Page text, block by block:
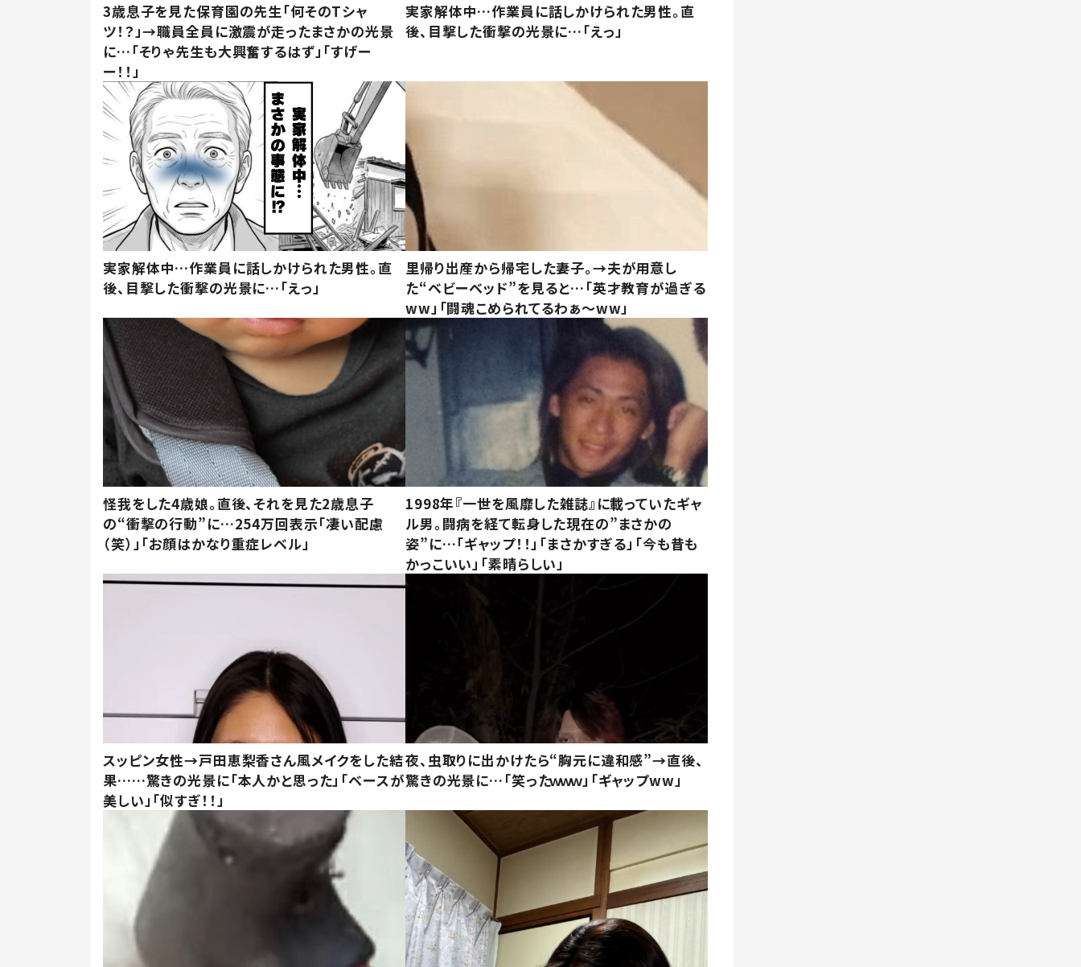
3歳息子を見た保育園の先生「何そのTシャ
ツ！？」→職員全員に激震が走ったまさかの光景
に…「そりゃ先生も大興奮するはず」「すげー
ー！！」
実家解体中…作業員に話しかけられた男性。直
後、目撃した衝撃の光景に…「えっ」
実家解体中…作業員に話しかけられた男性。直
後、目撃した衝撃の光景に…「えっ」
里帰り出産から帰宅した妻子。→夫が用意し
た“ベビーベッド”を見ると…「英才教育が過ぎる
ww」「闘魂こめられてるわぁ～ww」
怪我をした4歳娘。直後、それを見た2歳息子
の“衝撃の行動”に…254万回表示「凄い配慮
（笑）」「お顔はかなり重症レベル」
1998年『一世を風靡した雑誌』に載っていたギャ
ル男。闘病を経て転身した現在の”まさかの
姿”に…「ギャップ！！」「まさかすぎる」「今も昔も
かっこいい」「素晴らしい」
スッピン女性→戸田恵梨香さん風メイクをした結
果……驚きの光景に「本人かと思った」「ベースが
美しい」「似すぎ！！」
夜、虫取りに出かけたら“胸元に違和感”→直後、
驚きの光景に…「笑ったｗｗｗ」「ギャップww」